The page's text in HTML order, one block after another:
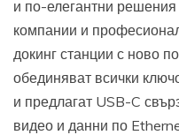
и по-елегантни решения
компании и
докинг станции с ново
обединяват всички
и предлагат USB-C
видео и данни по